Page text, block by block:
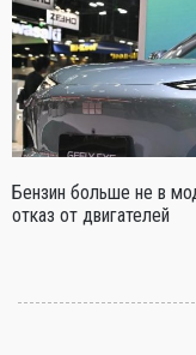
Бензин больше не в
отказ от двигателей